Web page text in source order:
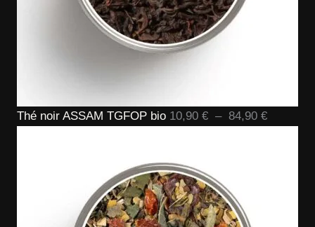
Thé noir ASSAM TGFOP bio 10,90 € – 84,90 €Plage